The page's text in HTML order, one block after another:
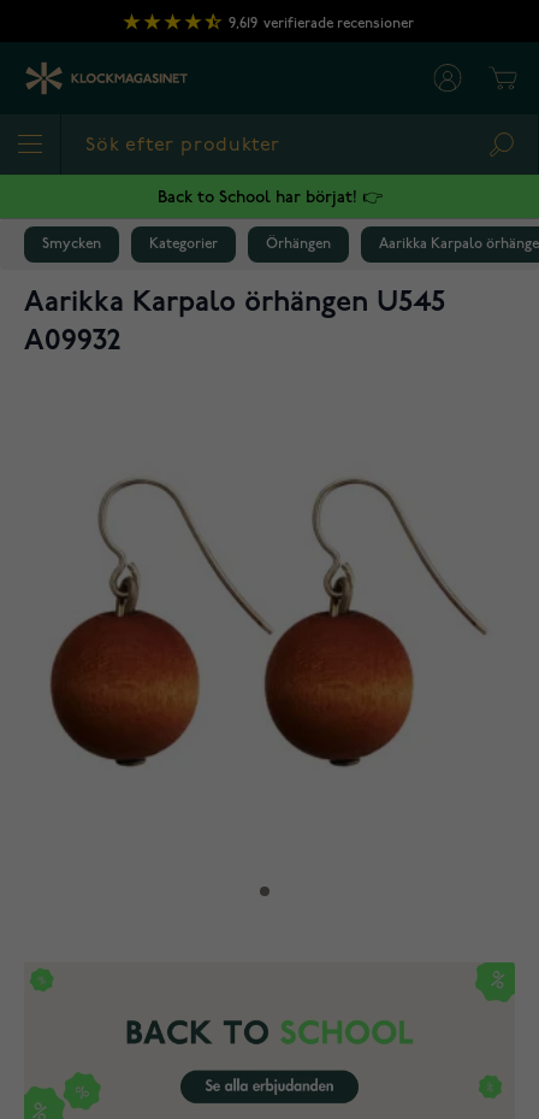
Hoppa till innehållet
9,619 verifierade recensioner
Back to School har börjat! 👉
Smycken Kategorier Örhängen Aarikka Karpalo
Aarikka Karpalo örhängen U545
A09932